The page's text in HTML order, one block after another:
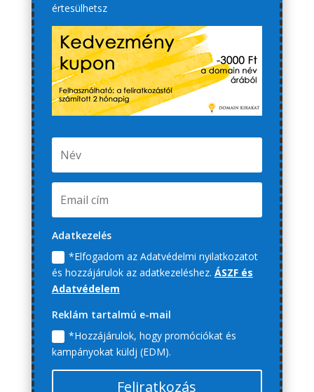
értesülhetsz
Adatkezelés
*Elfogadom az Adatvédelmi nyilatkozatot
és hozzájárulok az adatkezeléshez. ÁSZF és
Adatvédelem
Reklám tartalmú e-mail
*Hozzájárulok, hogy promóciókat és
kampányokat küldj (EDM).
Feliratkozás